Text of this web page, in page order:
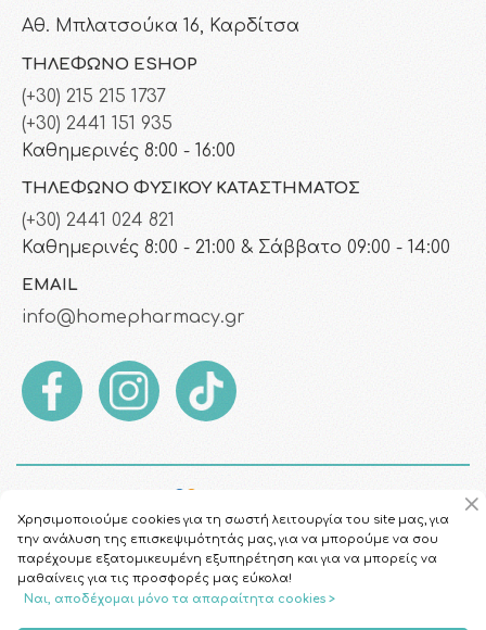
Αθ. Μπλατσούκα 16, Καρδίτσα
ΤΗΛΈΦΩΝΟ ESHOP
(+30) 215 215 1737
(+30) 2441 151 935
Καθημερινές 8:00 - 16:00
ΤΗΛΈΦΩΝΟ ΦΥΣΙΚΟΎ ΚΑΤΑΣΤΉΜΑΤΟΣ
(+30) 2441 024 821
Καθημερινές 8:00 - 21:00 & Σάββατο 09:00 - 14:00
EMAIL
info@homepharmacy.gr
Χρησιμοποιούμε cookies για τη σωστή λειτουργία του site μας, για
την ανάλυση της επισκεψιμότητάς μας, για να μπορούμε να σου
παρέχουμε εξατομικευμένη εξυπηρέτηση και για να μπορείς να
μαθαίνεις για τις προσφορές μας εύκολα!
Ναι, αποδέχομαι μόνο τα απαραίτητα cookies >